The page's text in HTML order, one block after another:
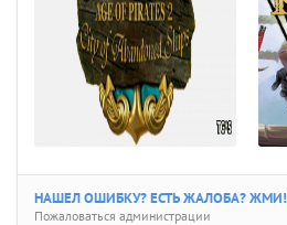
НАШЕЛ ОШИБКУ? ЕСТЬ ЖАЛОБА? ЖМИ!
Пожаловаться администрации